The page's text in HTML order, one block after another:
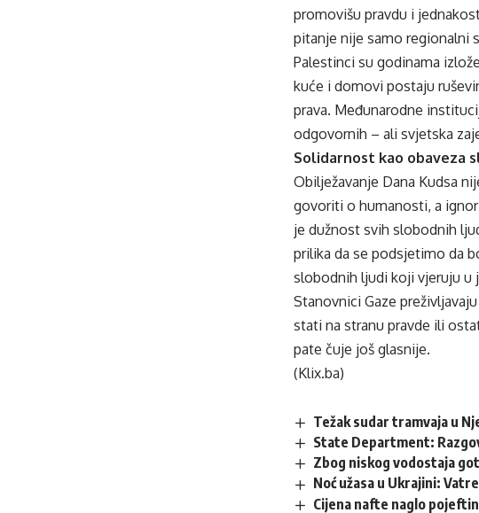
promovišu pravdu i
pitanje nije samo regionalni
Palestinci su godinama
kuće i domovi postaju
prava. Međunarodne
odgovornih – ali svjetska
Solidarnost kao obaveza
Obilježavanje Dana Kudsa
govoriti o humanosti, a
je dužnost svih slobodnih
prilika da se podsjetimo da
slobodnih ljudi koji vjeruju u
Stanovnici Gaze
stati na stranu pravde ili
pate čuje još glasnije.
(Klix.ba)
Težak sudar tramvaja u
State Department:
Zbog niskog vodostaja
Noć užasa u Ukrajini:
Cijena nafte naglo